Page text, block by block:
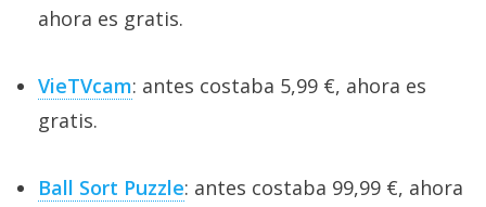
ahora es gratis.
VieTVcam: antes costaba 5,99 €, ahora es
gratis.
Ball Sort Puzzle: antes costaba 99,99 €, ahora